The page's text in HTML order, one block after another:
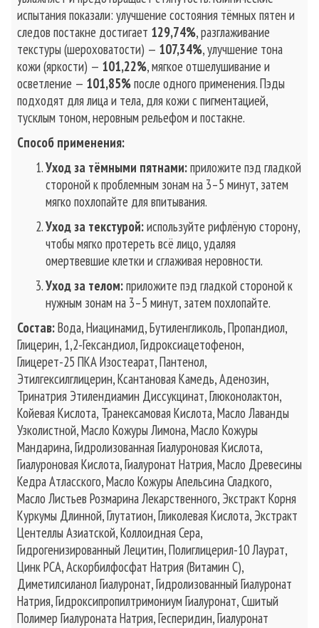
испытания показали: улучшение состояния тёмных пятен и
следов постакне достигает 129,74%, разглаживание
текстуры (шероховатости) — 107,34%, улучшение тона
кожи (яркости) — 101,22%, мягкое отшелушивание и
осветление — 101,85%после одного применения. Пэды
подходят для лица и тела, для кожи с пигментацией,
тусклым тоном, неровным рельефом и постакне.
Способ применения:
Уход за тёмными пятнами:приложите пэд гладкой
стороной к проблемным зонам на 3–5 минут, затем
мягко похлопайте для впитывания.
Уход за текстурой:используйте рифлёную сторону,
чтобы мягко протереть всё лицо, удаляя
омертвевшие клетки и сглаживая неровности.
Уход за телом:приложите пэд гладкой стороной к
нужным зонам на 3–5 минут, затем похлопайте.
Состав:Вода, Ниацинамид, Бутиленгликоль, Пропандиол,
Глицерин, 1,2-Гександиол, Гидроксиацетофенон,
Глицерет-25 ПКА Изостеарат, Пантенол,
Этилгексилглицерин, Ксантановая Камедь, Аденозин,
Тринатрия Этилендиамин Диссукцинат, Глюконолактон,
Койевая Кислота, Транексамовая Кислота, Масло Лаванды
Узколистной, Масло Кожуры Лимона, Масло Кожуры
Мандарина, Гидролизованная Гиалуроновая Кислота,
Гиалуроновая Кислота, Гиалуронат Натрия, Масло Древесины
Кедра Атласского, Масло Кожуры Апельсина Сладкого,
Масло Листьев Розмарина Лекарственного, Экстракт Корня
Куркумы Длинной, Глутатион, Гликолевая Кислота, Экстракт
Центеллы Азиатской, Коллоидная Сера,
Гидрогенизированный Лецитин, Полиглицерил-10 Лаурат,
Цинк PCA, Аскорбилфосфат Натрия (Витамин C),
Диметилсиланол Гиалуронат, Гидролизованный Гиалуронат
Натрия, Гидроксипропилтримониум Гиалуронат, Сшитый
Полимер Гиалуроната Натрия, Гесперидин, Гиалуронат